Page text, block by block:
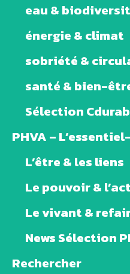
eau &
énergie & climat
sobriété &
santé & bien-
Sélection
PHVA –
L’être & les liens
Le pouvoir &
Le vivant &
News Sélection
Rechercher